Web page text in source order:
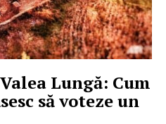
Lungă: Cum
să voteze un